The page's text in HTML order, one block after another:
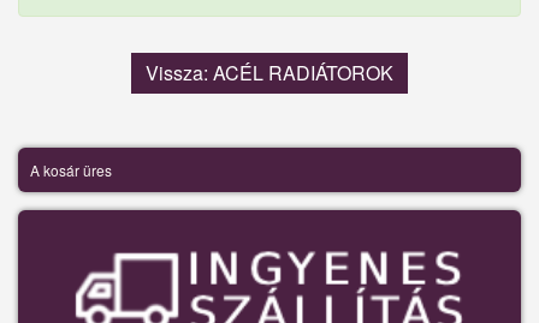
Vissza: ACÉL RADIÁTOROK
A kosár üres